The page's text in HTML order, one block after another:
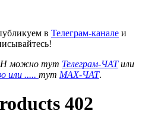
в Телеграм-канале и
можно тут Телеграм-ЧАТили
или ..... тут MAX-ЧАТ.
402